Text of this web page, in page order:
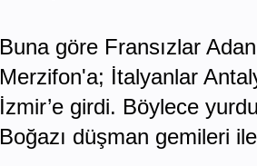
Buna göre Fransızlar
Merzifon'a; İtalyanlar
İzmir’e girdi. Böylece
Boğazı düşman gemileri